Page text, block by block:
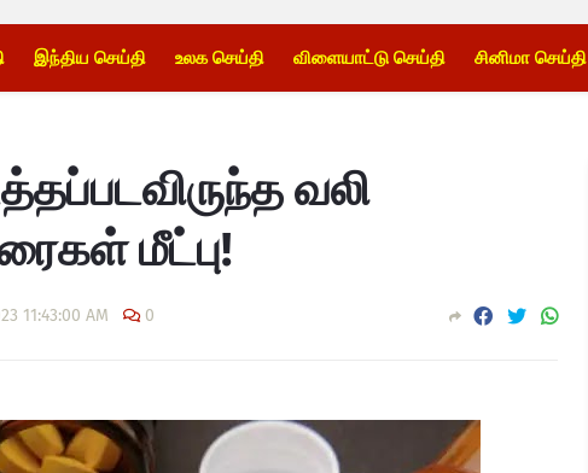
இந்திய செய்தி உலக செய்தி விளையாட்டு செய்தி சினிமா செய்தி
வலி
மீட்பு!
11:43:00 AM 0